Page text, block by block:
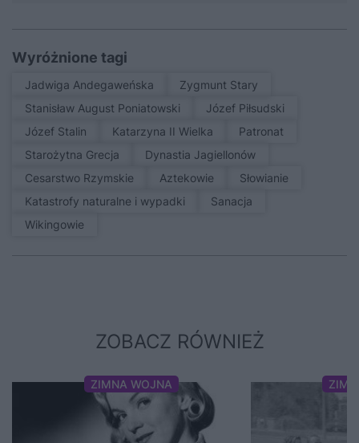
Wyróżnione tagi
Jadwiga Andegaweńska
Zygmunt Stary
Stanisław August Poniatowski
Józef Piłsudski
Józef Stalin
Katarzyna II Wielka
patronat
Starożytna Grecja
Dynastia Jagiellonów
Cesarstwo Rzymskie
Aztekowie
Słowianie
Katastrofy naturalne i wypadki
sanacja
Wikingowie
ZOBACZ RÓWNIEŻ
ZIMNA WOJNA